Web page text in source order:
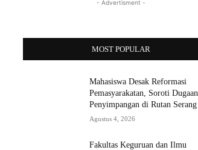
- Advertisment -
MOST POPULAR
Mahasiswa Desak Reformasi
Pemasyarakatan, Soroti Dugaan
Penyimpangan di Rutan Serang
Agustus 4, 2026
Fakultas Keguruan dan Ilmu